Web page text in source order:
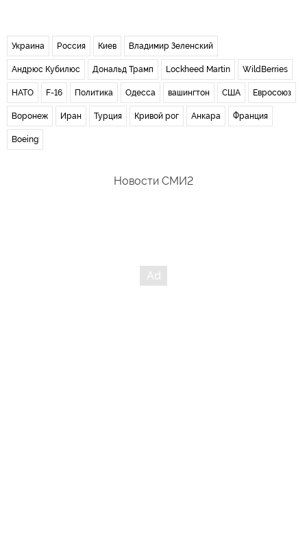
Украина Россия Киев Владимир Зеленский
Андрюс Кубилюс Дональд Трамп Lockheed Martin WildBerries
НАТО F-16 Политика Одесса вашингтон США Евросоюз
Воронеж Иран Турция Кривой рог Анкара Франция
Boeing
Новости СМИ2